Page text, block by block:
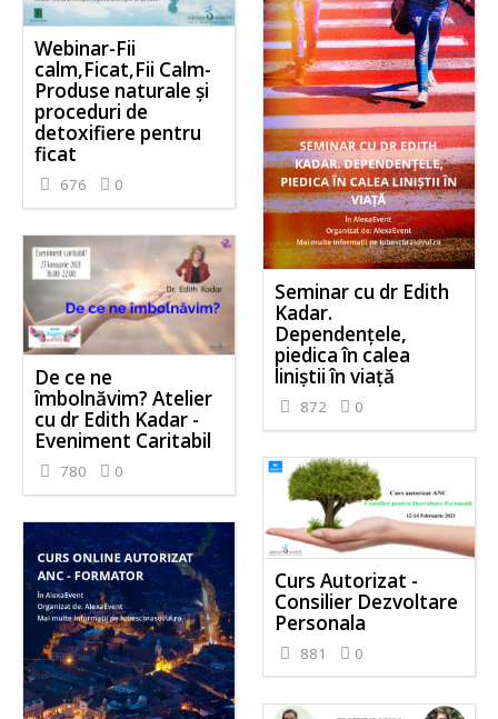
Webinar-Fii
calm,Ficat,Fii Calm-
Produse naturale și
proceduri de
detoxifiere pentru
ficat
676 0
Seminar cu dr Edith
Kadar.
Dependențele,
piedica în calea
liniștii în viață
872 0
De ce ne
îmbolnăvim? Atelier
cu dr Edith Kadar -
Eveniment Caritabil
780 0
Curs Autorizat -
Consilier Dezvoltare
Personala
881 0